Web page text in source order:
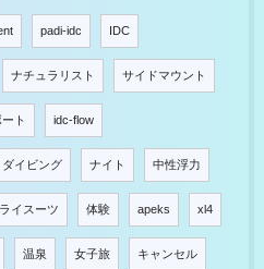
padi-idc IDC
ナチュラリスト サイドマウント
ート idc-flow
イビング ナイト 中性浮力
ライスーツ 体験 apeks xl4
温泉 女子旅 キャンセル